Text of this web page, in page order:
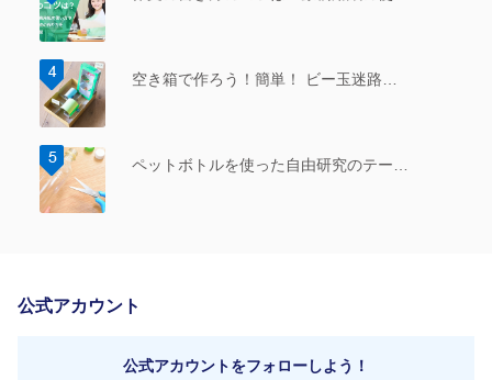
空き箱で作ろう！簡単！ ビー玉迷路…
ペットボトルを使った自由研究のテー…
公式アカウント
公式アカウントをフォローしよう！